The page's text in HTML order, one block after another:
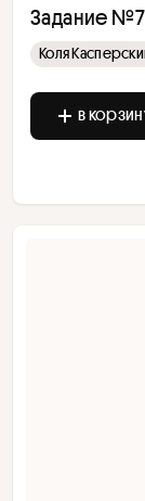
Задание №7
Коля
в